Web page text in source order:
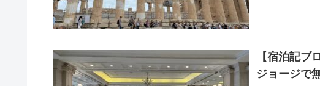
【宿泊記ブ
ジョージで